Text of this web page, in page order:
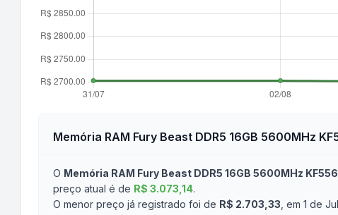
Memória RAM Fury Beast DDR5 16GB 5600MHz
O Memória RAM Fury Beast DDR5 16GB 5600MHz
preço atual é de R$ 3.073,14.
O menor preço já registrado foi de R$ 2.703,33 , em 1 de